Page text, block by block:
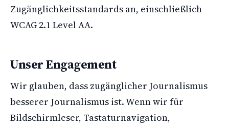
Zugänglichkeitsstandards an, einschließlich
WCAG 2.1 Level AA.
Unser Engagement
Wir glauben, dass zugänglicher Journalismus
besserer Journalismus ist. Wenn wir für
Bildschirmleser, Tastaturnavigation,